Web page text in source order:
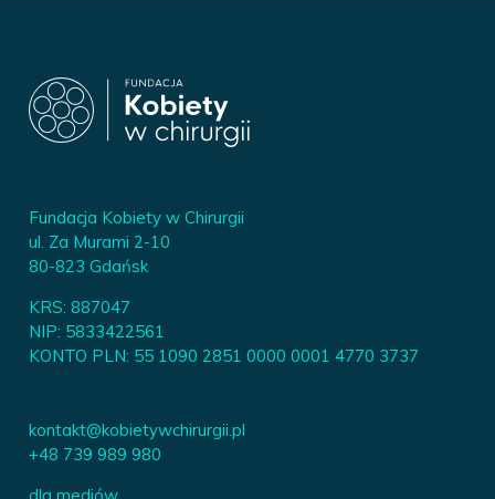
Fundacja Kobiety w Chirurgii
ul. Za Murami 2-10
80-823 Gdańsk
KRS: 887047
NIP: 5833422561
KONTO PLN: 55 1090 2851 0000 0001 4770 3737
kontakt@kobietywchirurgii.pl
+48 739 989 980